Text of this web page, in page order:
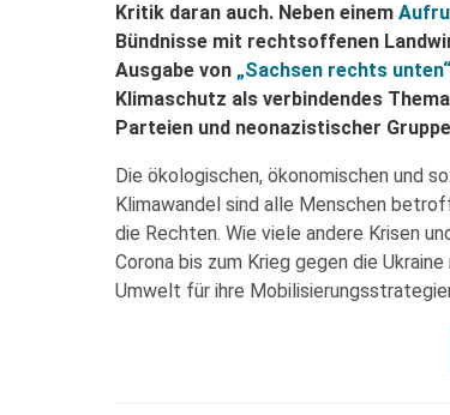
Kritik daran auch. Neben einem
Bündnisse mit rechtsoffenen
Ausgabe von „Sachsen rechts unten“
Klimaschutz als verbindendes
Parteien und neonazistischer
Die ökologischen, ökonomischen und
Klimawandel sind alle Menschen
die Rechten. Wie viele andere Krisen
Corona bis zum Krieg gegen die
Umwelt für ihre